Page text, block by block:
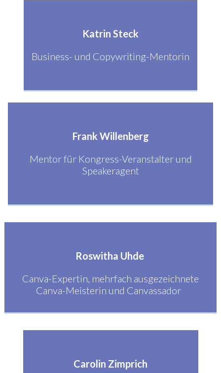
Katrin Steck
Business- und Copywriting-Mentorin
Frank Willenberg
Mentor für Kongress-Veranstalter und
Speakeragent
Roswitha Uhde
Canva-Expertin, mehrfach ausgezeichnete
Canva-Meisterin und Canvassador
Carolin Zimprich